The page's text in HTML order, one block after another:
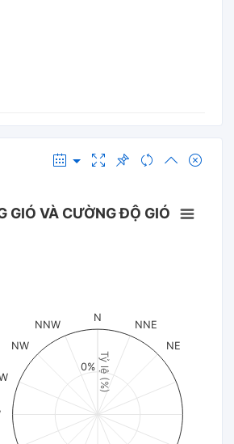
Tỷ lệ (%)
GIÓ VÀ CƯỜNG ĐỘ GIÓ
N
NNE
NE
NW
NNW
0%